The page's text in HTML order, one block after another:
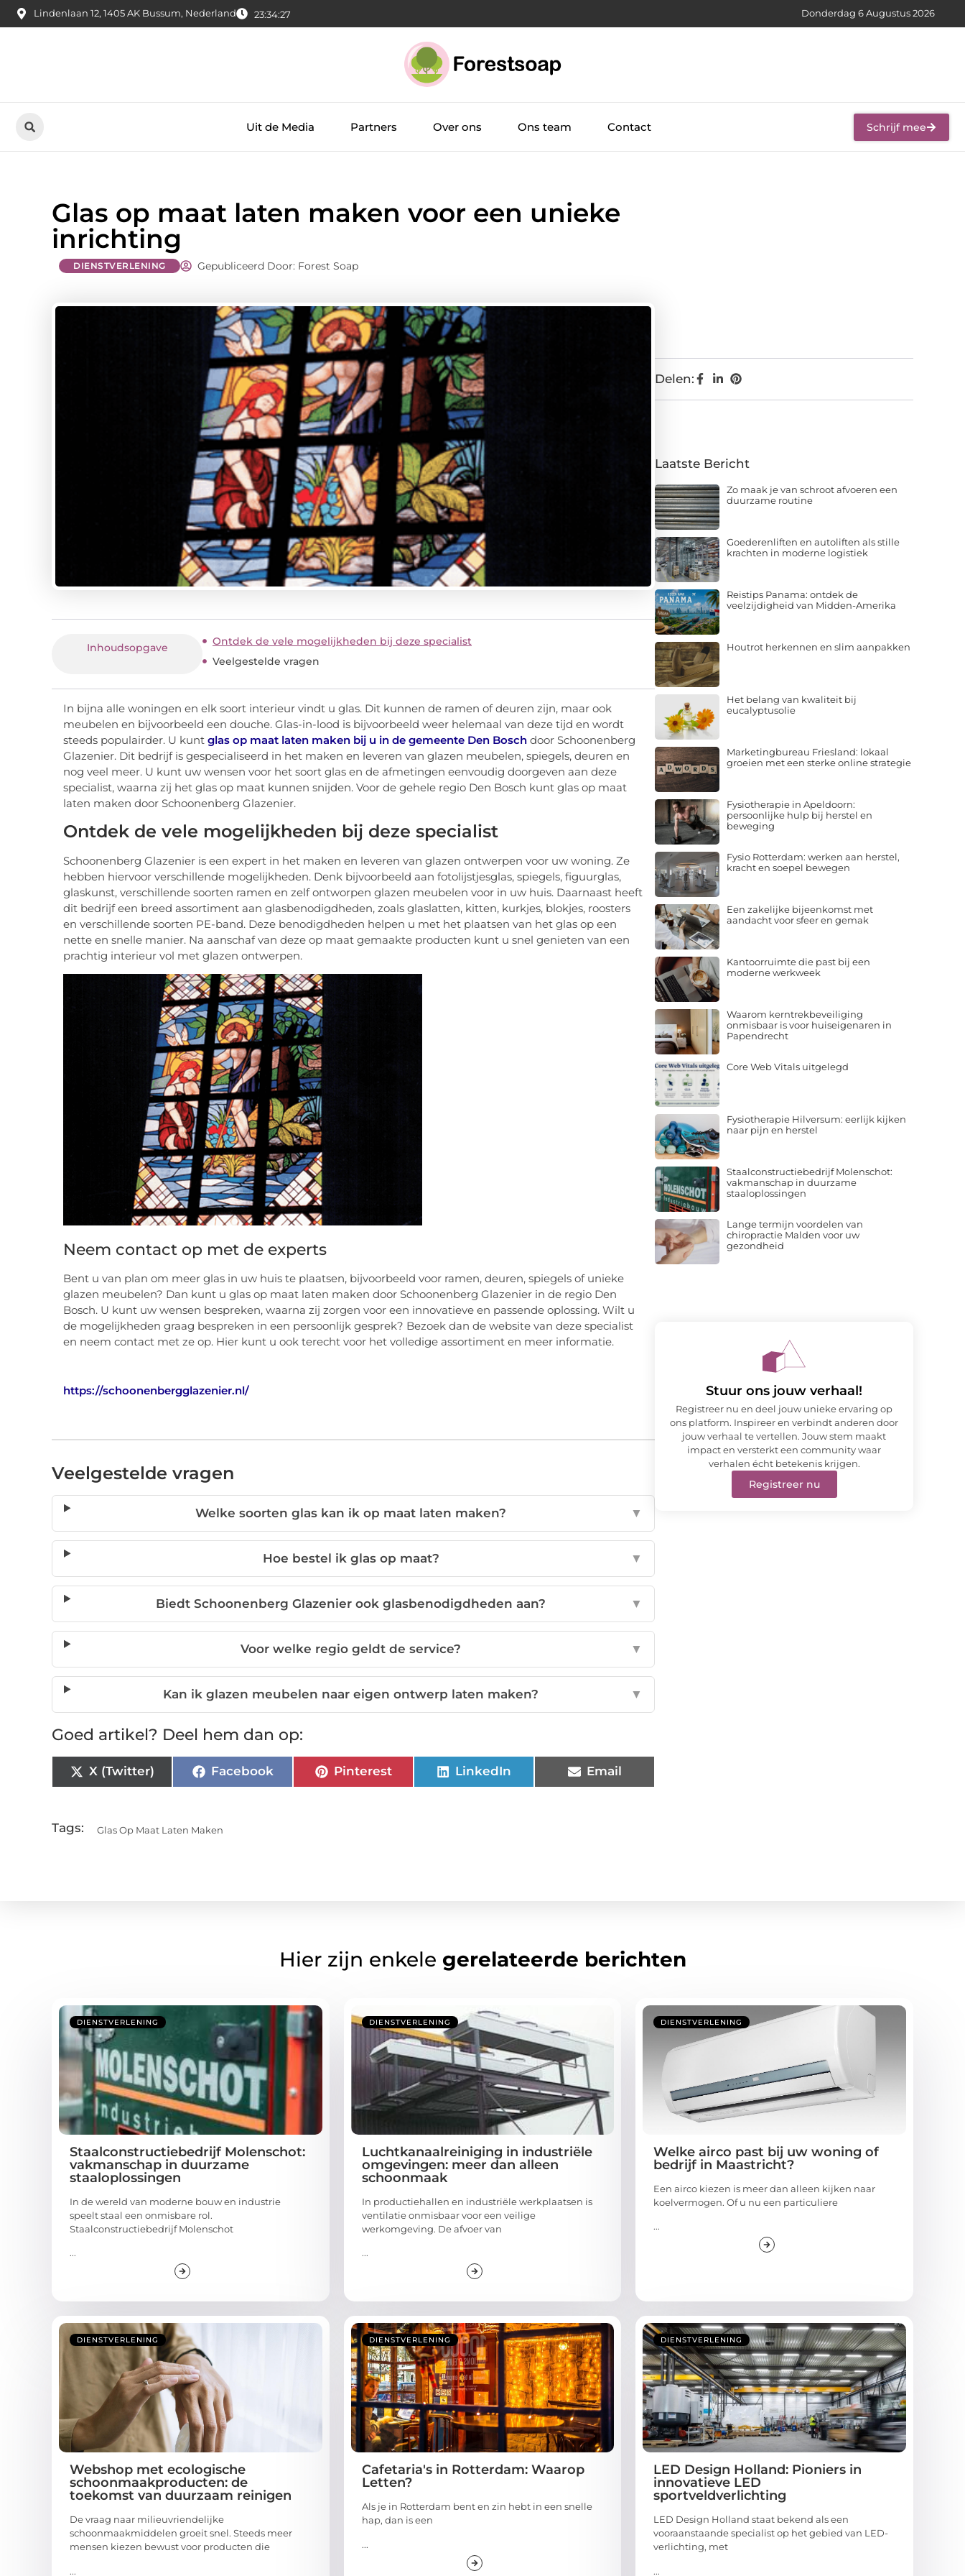
Lindenlaan 12, 1405 AK Bussum, Nederland 23:34:28 Donderdag 6 Augustus 2026
Uit de Media Partners Over ons Ons team Contact Schrijf mee
Glas op maat laten maken voor een unieke
inrichting
DIENSTVERLENING Gepubliceerd Door: Forest Soap
Inhoudsopgave
Ontdek de vele mogelijkheden bij deze specialist
Veelgestelde vragen
In bijna alle woningen en elk soort interieur vindt u glas. Dit kunnen de ramen of deuren zijn, maar ook
meubelen en bijvoorbeeld een douche. Glas-in-lood is bijvoorbeeld weer helemaal van deze tijd en wordt
steeds populairder. U kunt glas op maat laten maken bij u in de gemeente Den Bosch door Schoonenberg
Glazenier. Dit bedrijf is gespecialiseerd in het maken en leveren van glazen meubelen, spiegels, deuren en
nog veel meer. U kunt uw wensen voor het soort glas en de afmetingen eenvoudig doorgeven aan deze
specialist, waarna zij het glas op maat kunnen snijden. Voor de gehele regio Den Bosch kunt glas op maat
laten maken door Schoonenberg Glazenier.
Ontdek de vele mogelijkheden bij deze specialist
Schoonenberg Glazenier is een expert in het maken en leveren van glazen ontwerpen voor uw woning. Ze
hebben hiervoor verschillende mogelijkheden. Denk bijvoorbeeld aan fotolijstjesglas, spiegels, figuurglas,
glaskunst, verschillende soorten ramen en zelf ontworpen glazen meubelen voor in uw huis. Daarnaast heeft
dit bedrijf een breed assortiment aan glasbenodigdheden, zoals glaslatten, kitten, kurkjes, blokjes, roosters
en verschillende soorten PE-band. Deze benodigdheden helpen u met het plaatsen van het glas op een
nette en snelle manier. Na aanschaf van deze op maat gemaakte producten kunt u snel genieten van een
prachtig interieur vol met glazen ontwerpen.
Neem contact op met de experts
Bent u van plan om meer glas in uw huis te plaatsen, bijvoorbeeld voor ramen, deuren, spiegels of unieke
glazen meubelen? Dan kunt u glas op maat laten maken door Schoonenberg Glazenier in de regio Den
Bosch. U kunt uw wensen bespreken, waarna zij zorgen voor een innovatieve en passende oplossing. Wilt u
de mogelijkheden graag bespreken in een persoonlijk gesprek? Bezoek dan de website van deze specialist
en neem contact met ze op. Hier kunt u ook terecht voor het volledige assortiment en meer informatie.
https://schoonenbergglazenier.nl/
Veelgestelde vragen
Welke soorten glas kan ik op maat laten maken? ▼
Hoe bestel ik glas op maat? ▼
Biedt Schoonenberg Glazenier ook glasbenodigdheden aan? ▼
Voor welke regio geldt de service? ▼
Kan ik glazen meubelen naar eigen ontwerp laten maken? ▼
Goed artikel? Deel hem dan op:
X (Twitter) Facebook Pinterest LinkedIn Email
Tags: Glas Op Maat Laten Maken
Delen:
Laatste Bericht
Zo maak je van schroot afvoeren een
duurzame routine
Goederenliften en autoliften als stille
krachten in moderne logistiek
Reistips Panama: ontdek de
veelzijdigheid van Midden-Amerika
Houtrot herkennen en slim aanpakken
Het belang van kwaliteit bij
eucalyptusolie
Marketingbureau Friesland: lokaal
groeien met een sterke online strategie
Fysiotherapie in Apeldoorn:
persoonlijke hulp bij herstel en
beweging
Fysio Rotterdam: werken aan herstel,
kracht en soepel bewegen
Een zakelijke bijeenkomst met
aandacht voor sfeer en gemak
Kantoorruimte die past bij een
moderne werkweek
Waarom kerntrekbeveiliging
onmisbaar is voor huiseigenaren in
Papendrecht
Core Web Vitals uitgelegd
Fysiotherapie Hilversum: eerlijk kijken
naar pijn en herstel
Staalconstructiebedrijf Molenschot:
vakmanschap in duurzame
staaloplossingen
Lange termijn voordelen van
chiropractie Malden voor uw
gezondheid
Stuur ons jouw verhaal!
Registreer nu en deel jouw unieke ervaring op
ons platform. Inspireer en verbindt anderen door
jouw verhaal te vertellen. Jouw stem maakt
impact en versterkt een community waar
verhalen écht betekenis krijgen.
Registreer nu
Hier zijn enkele gerelateerde berichten
DIENSTVERLENING
Staalconstructiebedrijf Molenschot:
vakmanschap in duurzame
staaloplossingen
In de wereld van moderne bouw en industrie
speelt staal een onmisbare rol.
Staalconstructiebedrijf Molenschot
...
DIENSTVERLENING
Luchtkanaalreiniging in industriële
omgevingen: meer dan alleen
schoonmaak
In productiehallen en industriële werkplaatsen is
ventilatie onmisbaar voor een veilige
werkomgeving. De afvoer van
...
DIENSTVERLENING
Welke airco past bij uw woning of
bedrijf in Maastricht?
Een airco kiezen is meer dan alleen kijken naar
koelvermogen. Of u nu een particuliere
...
DIENSTVERLENING
Webshop met ecologische
schoonmaakproducten: de
toekomst van duurzaam reinigen
De vraag naar milieuvriendelijke
schoonmaakmiddelen groeit snel. Steeds meer
mensen kiezen bewust voor producten die
...
DIENSTVERLENING
Cafetaria's in Rotterdam: Waarop
Letten?
Als je in Rotterdam bent en zin hebt in een snelle
hap, dan is een
...
DIENSTVERLENING
LED Design Holland: Pioniers in
innovatieve LED
sportveldverlichting
LED Design Holland staat bekend als een
vooraanstaande specialist op het gebied van LED-
verlichting, met
...